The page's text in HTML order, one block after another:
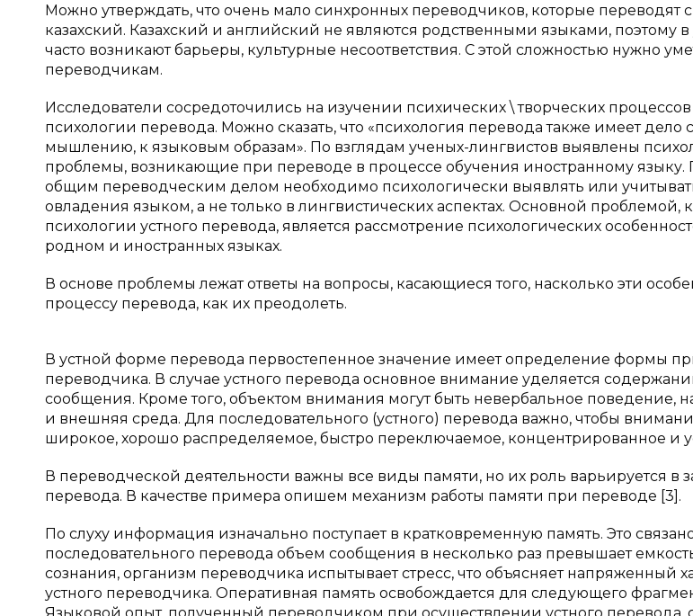
Можно утверждать, что очень мало синхронных переводчиков, которые переводят
казахский. Казахский и английский не являются родственными языками, поэтому
часто возникают барьеры, культурные несоответствия. С этой сложностью нужно
переводчикам.
Исследователи сосредоточились на изучении психических \ творческих процессов
психологии перевода. Можно сказать, что «психология перевода также имеет дело
мышлению, к языковым образам». По взглядам ученых-лингвистов выявлены
проблемы, возникающие при переводе в процессе обучения иностранному языку.
общим переводческим делом необходимо психологически выявлять или
овладения языком, а не только в лингвистических аспектах. Основной проблемой,
психологии устного перевода, является рассмотрение психологических
родном и иностранных языках.
В основе проблемы лежат ответы на вопросы, касающиеся того, насколько эти
процессу перевода, как их преодолеть.
В устной форме перевода первостепенное значение имеет определение формы
переводчика. В случае устного перевода основное внимание уделяется
сообщения. Кроме того, объектом внимания могут быть невербальное поведение,
и внешняя среда. Для последовательного (устного) перевода важно, чтобы
широкое, хорошо распределяемое, быстро переключаемое, концентрированное и
В переводческой деятельности важны все виды памяти, но их роль варьируется в
перевода. В качестве примера опишем механизм работы памяти при переводе [3].
По слуху информация изначально поступает в кратковременную память. Это связано
последовательного перевода объем сообщения в несколько раз превышает
сознания, организм переводчика испытывает стресс, что объясняет напряженный
устного переводчика. Оперативная память освобождается для следующего